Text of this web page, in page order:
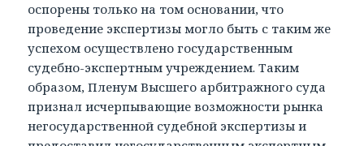
оспорены только на том основании, что
проведение экспертизы могло быть с таким же
успехом осуществлено государственным
судебно-экспертным учреждением. Таким
образом, Пленум Высшего арбитражного суда
признал исчерпывающие возможности рынка
негосударственной судебной экспертизы и